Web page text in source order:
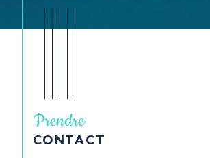
Prendre
CONTACT